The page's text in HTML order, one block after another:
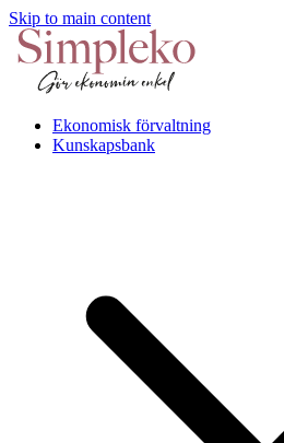
Skip to main content
Ekonomisk förvaltning
Kunskapsbank